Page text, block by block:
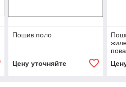
Пошив поло
Цену уточняйте